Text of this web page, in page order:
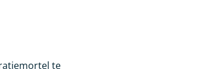
te